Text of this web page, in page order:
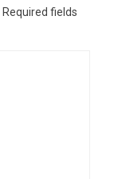
Required fields